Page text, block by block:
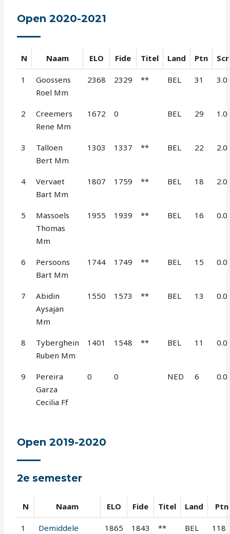
Open 2020-2021
N Naam ELO Fide Titel Land Ptn Scr
1
Goossens
Roel Mm
2368 2329 ** BEL 31 3.0
2
Creemers
Rene Mm
1672 0 BEL 29 1.0
3
Talloen
Bert Mm
1303 1337 ** BEL 22 2.0
4
Vervaet
Bart Mm
1807 1759 ** BEL 18 2.0
5
Massoels
Thomas
Mm
1955 1939 ** BEL 16 0.0
6
Persoons
Bart Mm
1744 1749 ** BEL 15 0.0
7
Abidin
Aysajan
Mm
1550 1573 ** BEL 13 0.0
8
Tyberghein
Ruben Mm
1401 1548 ** BEL 11 0.0
9
Pereira
Garza
Cecilia Ff
0 0 NED 6 0.0
Open 2019-2020
2e semester
N Naam ELO Fide Titel Land Ptn
1
Demiddele
1865 1843 ** BEL 118